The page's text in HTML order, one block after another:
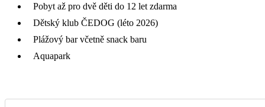
Pobyt až pro dvě děti do 12 let zdarma
Dětský klub ČEDOG (léto 2026)
Plážový bar včetně snack baru
Aquapark